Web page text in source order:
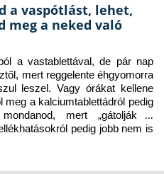
a vaspótlást, lehet,
meg a neked való
a vastablettával, de pár nap
mert reggelente éhgyomorra
leszel. Vagy órákat kellene
meg a kalciumtablettádról pedig
mert „gátolják a
pedig jobb nem is